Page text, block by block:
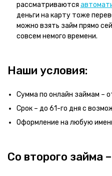
рассматриваются
деньги на карту тоже
можно взять займ прямо
совсем немого времени.
Наши условия:
Сумма по онлайн займам –
Срок – до 61-го дня с
Оформление на любую
Со второго займа